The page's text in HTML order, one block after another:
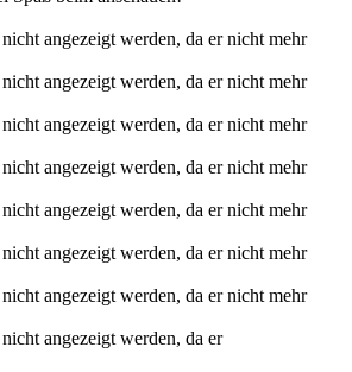
angezeigt werden, da er nicht mehr
angezeigt werden, da er nicht mehr
angezeigt werden, da er nicht mehr
angezeigt werden, da er nicht mehr
angezeigt werden, da er nicht mehr
angezeigt werden, da er nicht mehr
angezeigt werden, da er nicht mehr
angezeigt werden, da er